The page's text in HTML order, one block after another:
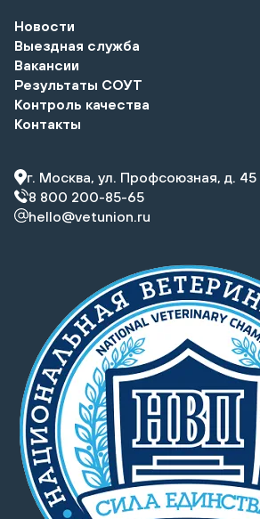
Новости
Выездная служба
Вакансии
Результаты СОУТ
Контроль качества
Контакты
г. Москва, ул. Профсоюзная, д. 45
8 800 200-85-65
hello@vetunion.ru